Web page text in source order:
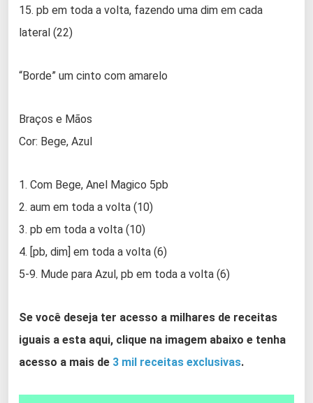
15. pb em toda a volta, fazendo uma dim em cada
lateral (22)
“Borde” um cinto com amarelo
Braços e Mãos
Cor: Bege, Azul
1. Com Bege, Anel Magico 5pb
2. aum em toda a volta (10)
3. pb em toda a volta (10)
4. [pb, dim] em toda a volta (6)
5-9. Mude para Azul, pb em toda a volta (6)
Se você deseja ter acesso a milhares de receitas
iguais a esta aqui, clique na imagem abaixo e tenha
acesso a mais de 3 mil receitas exclusivas.